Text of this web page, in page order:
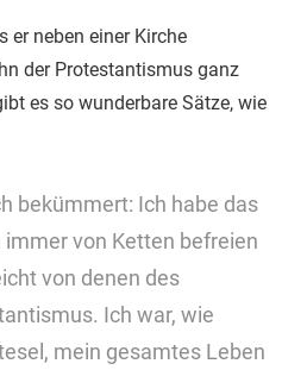
er neben einer Kirche
der Protestantismus ganz
es so wunderbare Sätze, wie
bekümmert: Ich habe das
immer von Ketten befreien
von denen des
Ich war, wie
mein gesamtes Leben